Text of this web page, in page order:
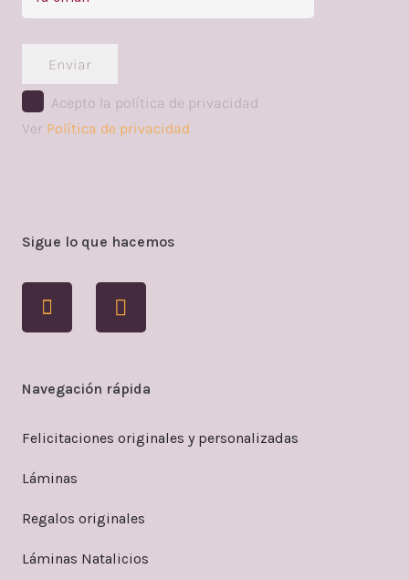
Enviar
Acepto la política de privacidad
Ver Política de privacidad
Sigue lo que hacemos
Navegación rápida
Felicitaciones originales y personalizadas
Láminas
Regalos originales
Láminas Natalicios